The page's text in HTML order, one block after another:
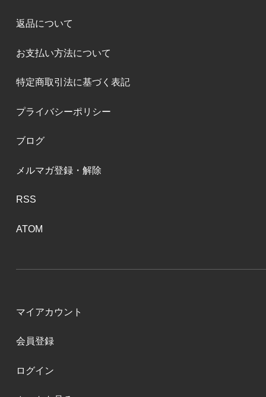
返品について
お支払い方法について
特定商取引法に基づく表記
プライバシーポリシー
ブログ
メルマガ登録・解除
RSS
ATOM
マイアカウント
会員登録
ログイン